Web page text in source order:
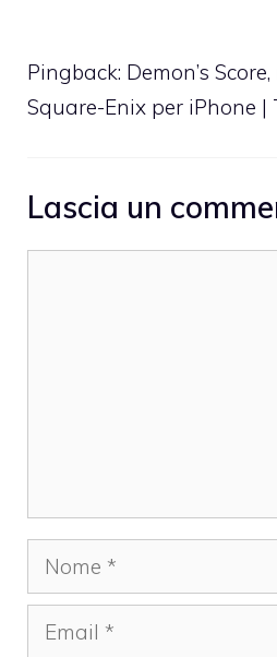
Pingback: Demon’s
Square-Enix per iPhone |
Lascia un
Nome
Email